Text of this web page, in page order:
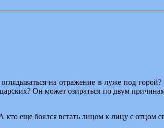
на отражение в луже под
Он может озираться по двум
кто еще боялся встать лицом к лицу с отцом